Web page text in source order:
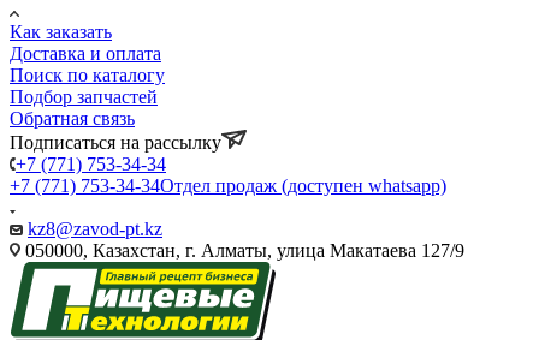
Как заказать
Доставка и оплата
Поиск по каталогу
Подбор запчастей
Обратная связь
Подписаться на рассылку
+7 (771) 753-34-34
+7 (771) 753-34-34Отдел продаж (доступен whatsapp)
kz8@zavod-pt.kz
050000, Казахстан, г. Алматы, улица Макатаева 127/9